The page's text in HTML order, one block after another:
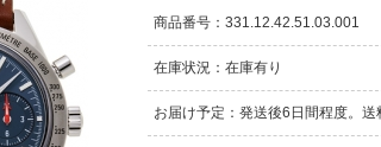
商品番号：331.12.42.51.03.001
在庫状況：在庫有り
お届け予定：発送後6日間程度。送